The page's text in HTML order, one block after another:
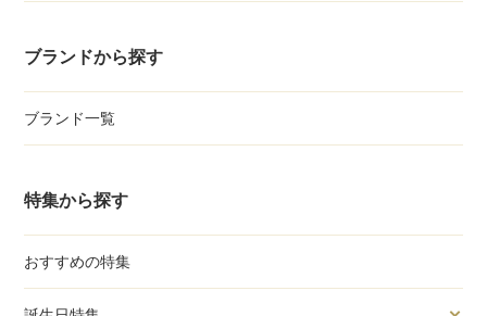
ブランドから探す
ブランド一覧
特集から探す
おすすめの特集